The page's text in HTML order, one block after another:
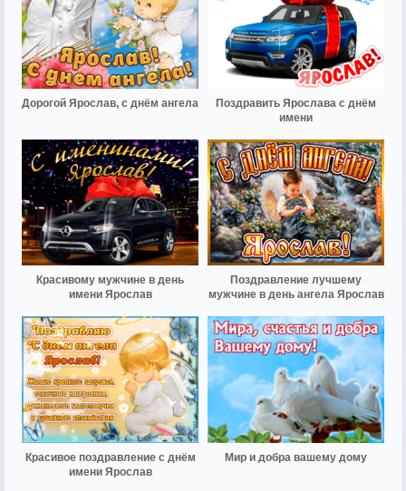
Дорогой Ярослав, с днём ангела
Поздравить Ярослава с днём
имени
Красивому мужчине в день
имени Ярослав
Поздравление лучшему
мужчине в день ангела Ярослав
Красивое поздравление с днём
имени Ярослав
Мир и добра вашему дому